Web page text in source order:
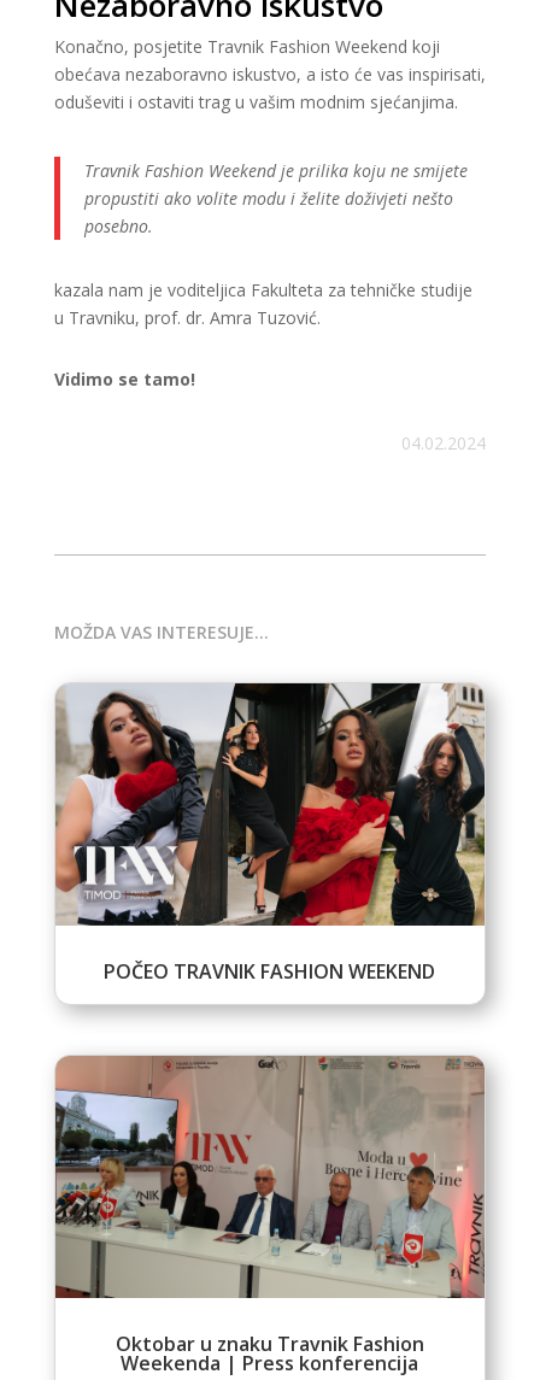
Konačno, posjetite Travnik Fashion Weekend koji
obećava nezaboravno iskustvo, a isto će vas inspirisati,
oduševiti i ostaviti trag u vašim modnim sjećanjima.
Travnik Fashion Weekend je prilika koju ne smijete
propustiti ako volite modu i želite doživjeti nešto
posebno.
kazala nam je voditeljica Fakulteta za tehničke studije
u Travniku, prof. dr. Amra Tuzović.
Vidimo se tamo!
04.02.2024
MOŽDA VAS INTERESUJE…
POČEO TRAVNIK FASHION WEEKEND
Oktobar u znaku Travnik Fashion
Weekenda | Press konferencija